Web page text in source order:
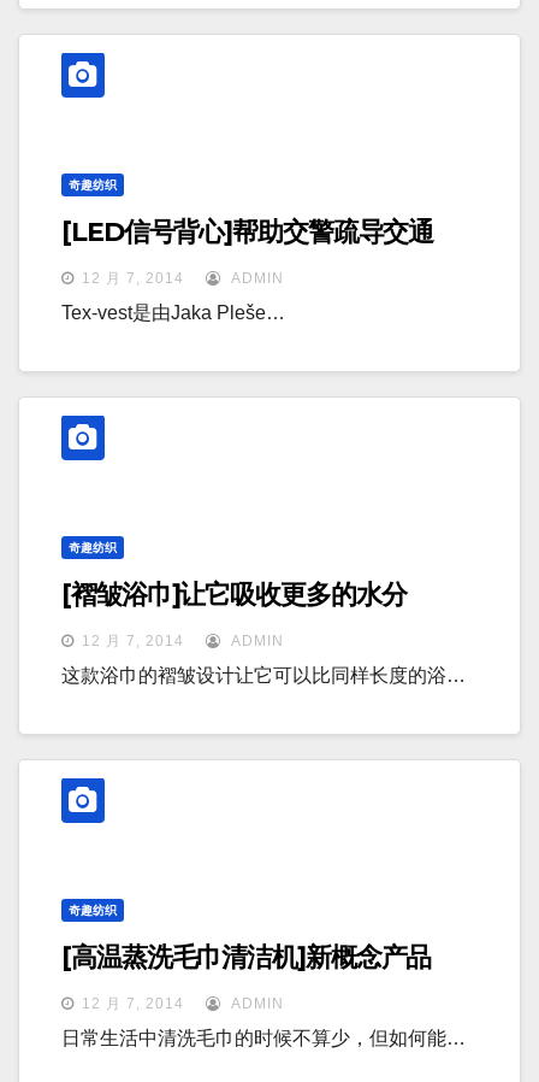
奇趣纺织
[LED信号背心]帮助交警疏导交通
12 月 7, 2014 ADMIN
Tex-vest是由Jaka Pleše…
奇趣纺织
[褶皱浴巾]让它吸收更多的水分
12 月 7, 2014 ADMIN
这款浴巾的褶皱设计让它可以比同样长度的浴…
奇趣纺织
[高温蒸洗毛巾清洁机]新概念产品
12 月 7, 2014 ADMIN
日常生活中清洗毛巾的时候不算少，但如何能…